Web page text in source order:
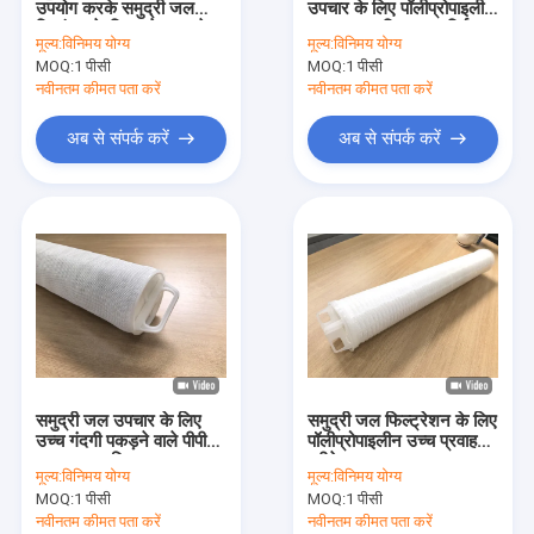
झिल्ली फिल्टर कारतूस
पीपी Pleated फ़िल्टर
उच्च तापमान पानी फ़िल्टर
पिघल उड़ा फ़िल्टर कारतूस
स्टेनलेस स्टील फ़िल्टर कार्ट्रिज
स्टेनलेस स्टील फिल्टर आवास
पावर प्लांट फ़िल्टर कारतूस
माइक्रोइलेक्ट्रॉनिक फ़िल्टर
उपयोग करके समुद्री जल
साथ अनुकूलित कनेक्शन उच्च
प्रवाह फिल्टर कारतूस
मूल्य:विनिमय योग्य
MOQ:1 पीसी
नवीनतम कीमत पता करें
अब से संपर्क करें
उपचार के लिए पॉलीप्रोपाइलीन
मूल्य:विनिमय योग्य
MOQ:1 पीसी
नवीनतम कीमत पता करें
अब से संपर्क करें
समुद्री जल उपचार के लिए
उच्च गंदगी पकड़ने वाले पीपी
मूल्य:विनिमय योग्य
MOQ:1 पीसी
नवीनतम कीमत पता करें
समुद्री जल फिल्ट्रेशन के लिए
पॉलीप्रोपाइलीन उच्च प्रवाह
मूल्य:विनिमय योग्य
MOQ:1 पीसी
नवीनतम कीमत पता करें